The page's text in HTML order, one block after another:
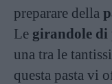
preparare della
Le girandole di
una tra le
questa pasta vi